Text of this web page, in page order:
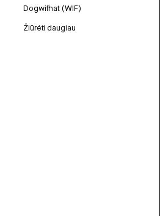
Dogwifhat (WIF)
Žiūrėti daugiau